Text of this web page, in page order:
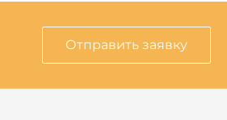
Отправить заявку